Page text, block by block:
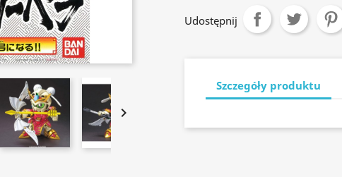

Udostępnij
Szczegóły produktu